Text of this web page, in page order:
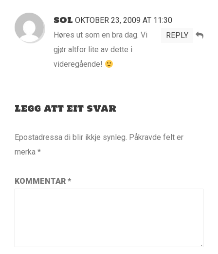
SOL OKTOBER 23, 2009 AT 11:30
REPLY
Høres ut som en bra dag. Vi
gjør altfor lite av dette i
videregående!
Legg att eit svar
Epostadressa di blir ikkje synleg. Påkravde felt er
merka *
KOMMENTAR *